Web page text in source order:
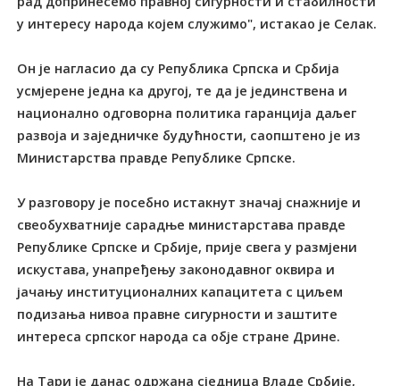
у интересу народа којем служимо", истакао је Селак.
Он је нагласио да су Република Српска и Србија
усмјерене једна ка другој, те да је јединствена и
национално одговорна политика гаранција даљег
развоја и заједничке будућности, саопштено је из
Министарства правде Републике Српске.
У разговору је посебно истакнут значај снажније и
свеобухватније сарадње министарстава правде
Републике Српске и Србије, прије свега у размјени
искустава, унапређењу законодавног оквира и
јачању институционалних капацитета с циљем
подизања нивоа правне сигурности и заштите
интереса српског народа са обје стране Дрине.
На Тари је данас одржана сједница Владе Србије,